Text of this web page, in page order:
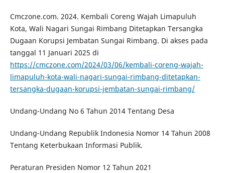
Cmczone.com. 2024. Kembali Coreng Wajah Limapuluh
Kota, Wali Nagari Sungai Rimbang Ditetapkan Tersangka
Dugaan Korupsi Jembatan Sungai Rimbang. Di akses pada
tanggal 11 Januari 2025 di
https://cmczone.com/2024/03/06/kembali-coreng-wajah-
limapuluh-kota-wali-nagari-sungai-rimbang-ditetapkan-
tersangka-dugaan-korupsi-jembatan-sungai-rimbang/
Undang-Undang No 6 Tahun 2014 Tentang Desa
Undang-Undang Republik Indonesia Nomor 14 Tahun 2008
Tentang Keterbukaan Informasi Publik.
Peraturan Presiden Nomor 12 Tahun 2021